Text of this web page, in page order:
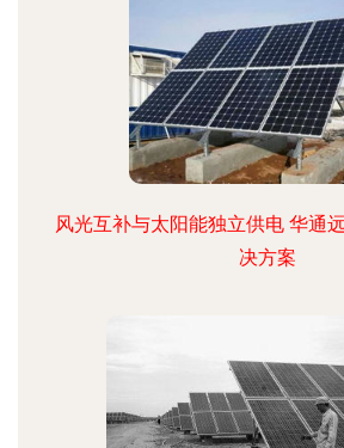
风光互补与太阳能独立供电 华通
决方案